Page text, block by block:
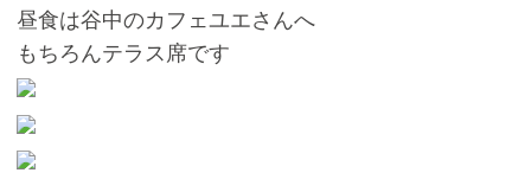
昼食は谷中のカフェユエさんへ
もちろんテラス席です